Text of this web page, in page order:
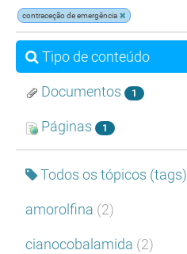
contraceção de emergência
Tipo de conteúdo
Documentos 1
Páginas 1
Todos os tópicos (tags)
amorolfina (2)
cianocobalamida (2)